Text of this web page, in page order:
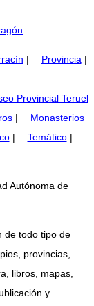
| Provincia |
Provincial Teruel
|
Monasterios
| Temático|
Autónoma de
de todo tipo de
provincias,
libros, mapas,
y